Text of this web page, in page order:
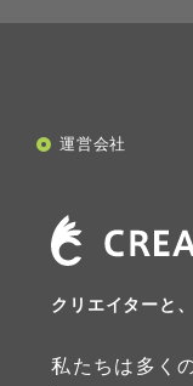
運営会社
クリエイターと
私たちは多く